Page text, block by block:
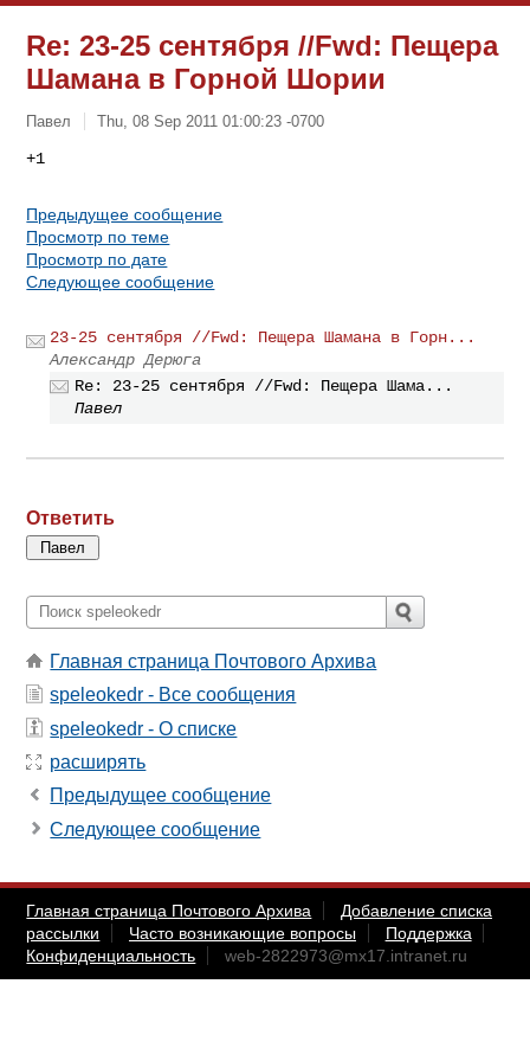
Re: 23-25 сентября //Fwd: Пещера
Шамана в Горной Шории
Павел Thu, 08 Sep 2011 01:00:23 -0700
Предыдущее сообщение
Просмотр по теме
Просмотр по дате
Следующее сообщение
23-25 сентября //Fwd: Пещера Шамана в Горн...
Александр Дерюга
Re: 23-25 сентября //Fwd: Пещера Шама...
Павел
Ответить
Главная страница Почтового Архива
speleokedr - Все сообщения
speleokedr - О списке
расширять
Предыдущее сообщение
Следующее сообщение
Главная страница Почтового Архива
Добавление списка
рассылки
Часто возникающие вопросы
Поддержка
Конфиденциальность
web-2822973@mx17.intranet.ru